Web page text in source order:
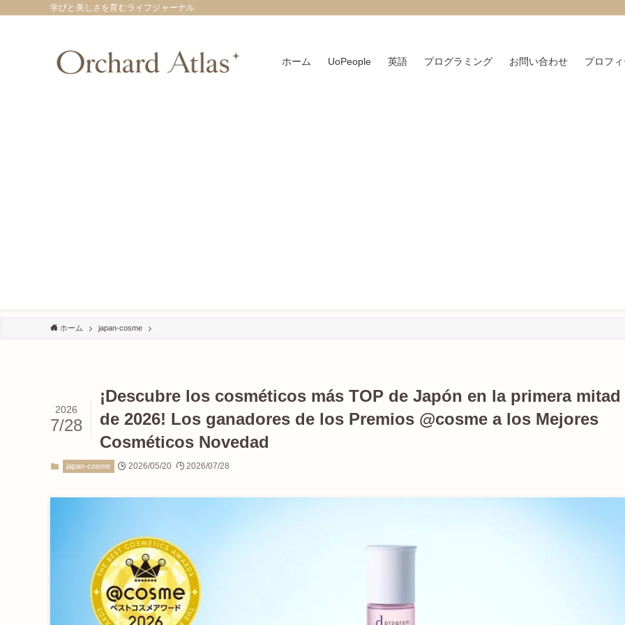
学びと美しさを育むライフジャーナル
ホーム UoPeople 英語 プログラミング お問い合わせ プロフ
ホーム japan-cosme
¡Descubre los cosméticos más TOP de Japón en la primera mitad
de 2026! Los ganadores de los Premios @cosme a los Mejores
Cosméticos Novedad
2026
7/28
japan-cosme 2026/05/20 2026/07/28